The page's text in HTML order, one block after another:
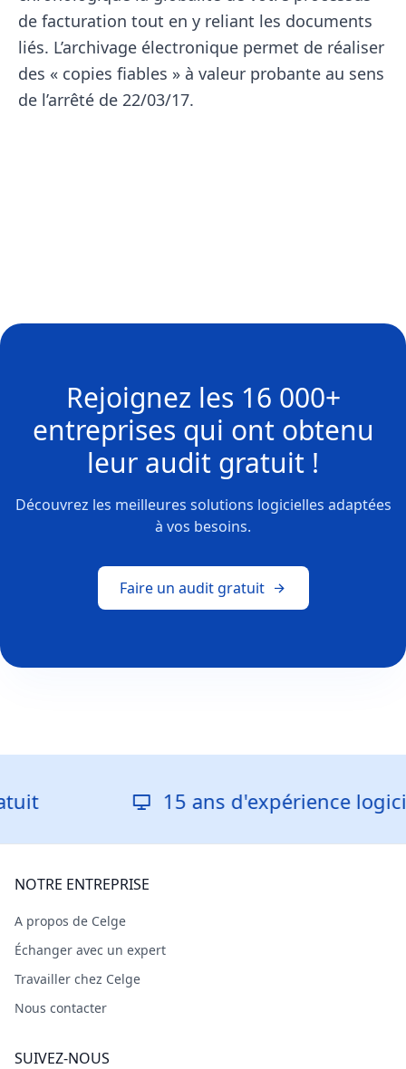
de facturation tout en y reliant les documents
liés. L’archivage électronique permet de réaliser
des « copies fiables » à valeur probante au sens
de l’arrêté de 22/03/17.
Rejoignez les 16 000+
entreprises qui ont obtenu
leur audit gratuit !
Découvrez les meilleures solutions logicielles adaptées
à vos besoins.
Faire un audit gratuit
15 ans d'expérience
NOTRE ENTREPRISE
A propos de Celge
Échanger avec un expert
Travailler chez Celge
Nous contacter
SUIVEZ-NOUS